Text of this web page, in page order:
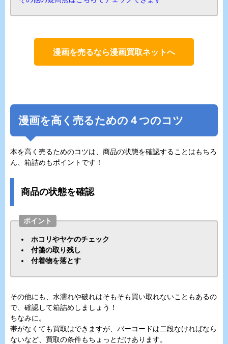
漫画を売るなら漫画買取ネットへ
漫画を高く売るための４つのコツ
本を高く売るためのコツは、商品の状態を確認することはもちろ
ん、箱詰めもポイントです！
商品の状態を確認
ポイント
ホコリやヤケのチェック
付箋の取り残し
付着物を落とす
その他にも、水濡れや破れはそもそも買い取れないこともあるの
で、確認して箱詰めしましょう！
ちなみに。
帯がなくても買取はできますが、バーコードは二段なければなら
ないなど、買取の条件もちょっとだけあります。